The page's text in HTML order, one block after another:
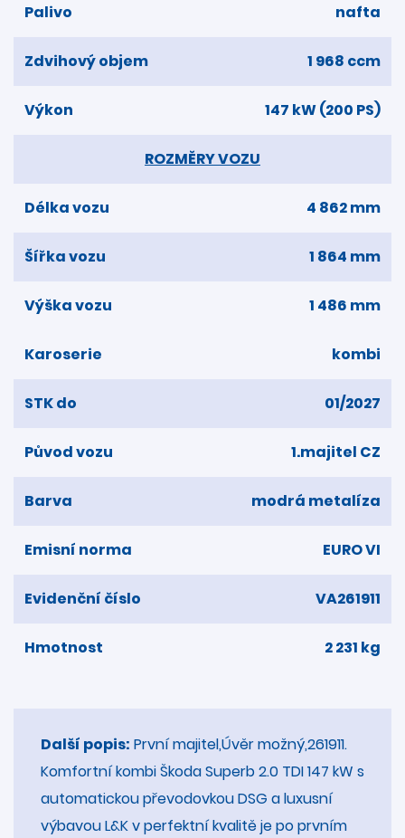
Palivo nafta
Zdvihový objem 1 968 ccm
Výkon 147 kW (200 PS)
ROZMĚRY VOZU
Délka vozu 4 862 mm
Šířka vozu 1 864 mm
Výška vozu 1 486 mm
Karoserie kombi
STK do 01/2027
Původ vozu 1.majitel CZ
Barva modrá metalíza
Emisní norma EURO VI
Evidenční číslo VA261911
Hmotnost 2 231 kg
Další popis: První majitel,Úvěr možný,261911.
Komfortní kombi Škoda Superb 2.0 TDI 147 kW s
automatickou převodovkou DSG a luxusní
výbavou L&K v perfektní kvalitě je po prvním